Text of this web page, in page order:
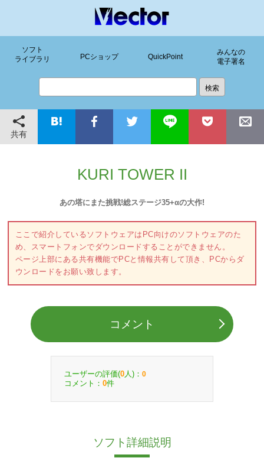
ソフト
ライブラリ
PCショップ QuickPoint
みんなの
電子署名
共有
KURI TOWER II
あの塔にまた挑戦!総ステージ35+αの大作!
ここで紹介しているソフトウェアはPC向けのソフトウェアのた
め、スマートフォンでダウンロードすることができません。
ページ上部にある共有機能でPCと情報共有して頂き、PCからダ
ウンロードをお願い致します。
コメント
ユーザーの評価(0 人)： 0
コメント： 0件
ソフト詳細説明